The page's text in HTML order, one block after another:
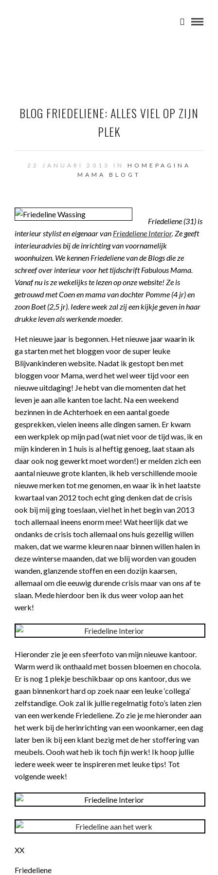
BLOG FRIEDELIENE: ALLES VIEL OP ZIJN
PLEK
22 JANUARI 2013 IN HOMEPAGINA
MAMA BLOGT
Friedeliene (31) is
interieur stylist en eigenaar van Friedeliene Interior. Ze geeft
interieuradvies bij de inrichting van voornamelijk
woonhuizen. We kennen Friedeliene van de Blogs die ze
schreef over interieur voor het tijdschrift Fabulous Mama.
Vanaf nu is ze wekelijks te lezen op onze website! Ze is
getrouwd met Coen en mama van dochter Pomme (4 jr) en
zoon Boet (2,5 jr). Iedere week zal zij een kijkje geven in haar
drukke leven als werkende moeder.
Het nieuwe jaar is begonnen. Het nieuwe jaar waarin ik
ga starten met het bloggen voor de super leuke
Blijvankinderen website. Nadat ik gestopt ben met
bloggen voor Mama, werd het wel weer tijd voor een
nieuwe uitdaging! Je hebt van die momenten dat het
leven je aan alle kanten toe lacht. Na een weekend
bezinnen in de Achterhoek en een aantal goede
gesprekken, vielen ineens alle dingen samen. Er kwam
een werkplek op mijn pad (wat niet voor de tijd was, ik en
mijn kinderen in 1 huis is al heftig genoeg, laat staan als
daar ook nog gewerkt moet worden!) er melden zich een
aantal nieuwe grote klanten, ik heb verschillende mooie
nieuwe merken tot me genomen, en waar ik in het laatste
kwartaal van 2012 toch echt ging denken dat de crisis
ook bij mij ging toeslaan, viel het in het begin van 2013
toch allemaal ineens enorm mee! Wat heerlijk dat we
ondanks de crisis toch allemaal ons huis gezellig willen
maken, dat we warme kleuren naar binnen willen halen in
deze winterse maanden, dat we blij worden van gouden
wanden, glanzende stoffen en een dozijn kaarsen,
allemaal om die eeuwig durende crisis maar van ons af te
slaan. Mede hierdoor ben ik dus weer volop aan het
werk!
Hieronder zie je een sfeerfoto van mijn nieuwe kantoor.
Warm werd ik onthaald met bossen bloemen en chocola.
Er is nog 1 plekje beschikbaar op ons kantoor, dus we
gaan binnenkort hard op zoek naar een leuke ‘collega’
zelfstandige. Ook zal ik jullie regelmatig foto’s laten zien
van een werkende Friedeliene. Zo zie je me hieronder aan
het werk bij de herinrichting van een woonkamer, een dag
later ben ik bij een klant bezig met de her stoffering van
meubels. Oooh wat heb ik toch fijn werk! Ik hoop jullie
iedere week weer te inspireren met leuke tips! Tot
volgende week!
XX
Friedeliene